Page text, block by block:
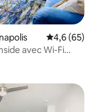
4,6 (65)
avec Wi-Fi